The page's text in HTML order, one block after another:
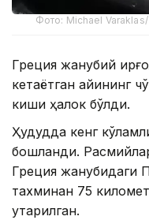
Фото: Michael
Греция жанубий
кетаётган қайиқнинг
киши ҳалок бўлди.
Ҳудудда кенг
бошланди.
Греция жанубидаги
тахминан 75
қутқарилган.